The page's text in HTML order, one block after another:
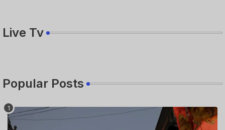
Live Tv
Popular Posts